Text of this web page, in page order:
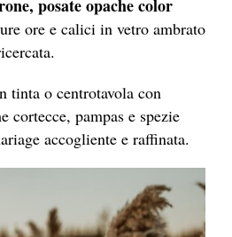
posate opache color
ore e calici in vetro ambrato
tinta o centrotavola con
cortecce, pampas e spezie
accogliente e raffinata.